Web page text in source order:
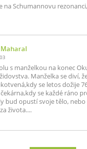
na Schumannovu
Maharal
s manželkou na konec
Manželka se diví,
se letos dožije
se každé ráno
bud opustí svoje tělo,
života....